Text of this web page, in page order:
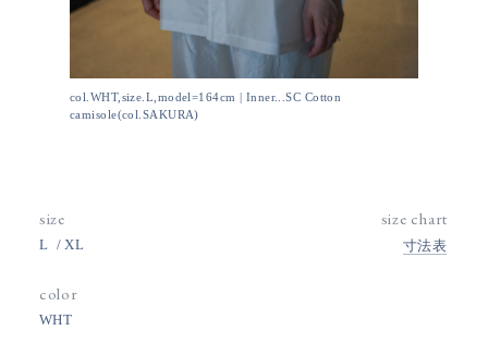
col.WHT,size.L,model=164cm | Inner...SC Cotton
camisole(col.SAKURA)
size size chart
L XL 寸法表
color
WHT